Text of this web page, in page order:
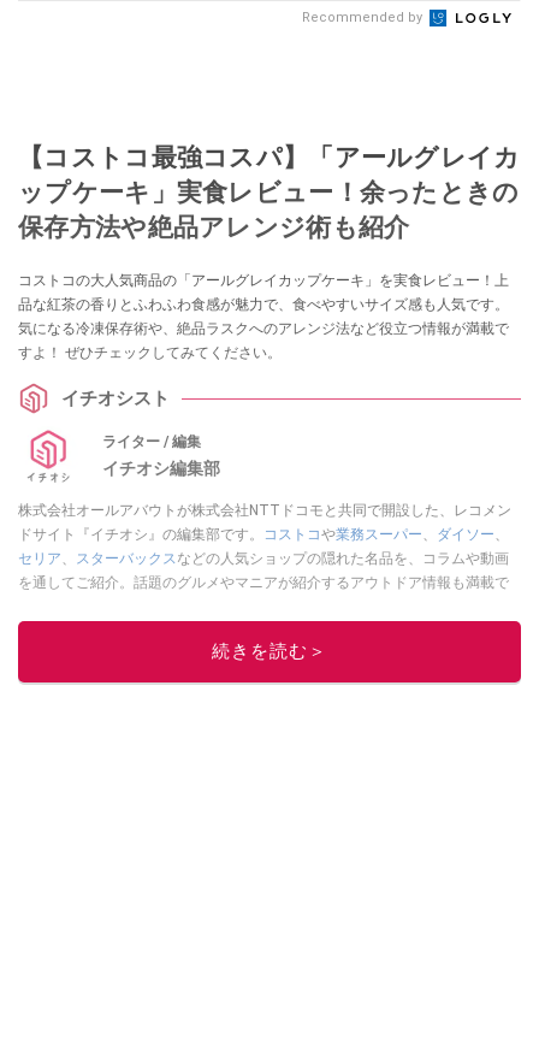
Recommended by
【コストコ最強コスパ】「アールグレイカ
ップケーキ」実食レビュー！余ったときの
保存方法や絶品アレンジ術も紹介
コストコの大人気商品の「アールグレイカップケーキ」を実食レビュー！上
品な紅茶の香りとふわふわ食感が魅力で、食べやすいサイズ感も人気です。
気になる冷凍保存術や、絶品ラスクへのアレンジ法など役立つ情報が満載で
すよ！ ぜひチェックしてみてください。
イチオシスト
ライター / 編集
イチオシ編集部
株式会社オールアバウトが株式会社NTTドコモと共同で開設した、レコメン
ドサイト『イチオシ』の編集部です。
コストコや業務スーパー、 ダイソー、
セリア、 スターバックスなどの人気ショップの隠れた名品を、コラムや動画
を通してご紹介。話題のグルメやマニアが紹介するアウトドア情報も満載で
レビューしています。毎日トレンド情報をお届けしているので、ぜひ
してください！続きを読む＞